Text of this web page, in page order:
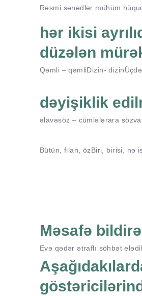
Rəsmi sənədlər mühüm
hər ikisi
düzələn
Qəmli – qəmliDizin- dizin
dəyişiklik
əlavəsöz – cümlələrara söz
Bütün, filan, özBiri, birisi, nə
Məsafə
Evə qədər ətraflı söhbət